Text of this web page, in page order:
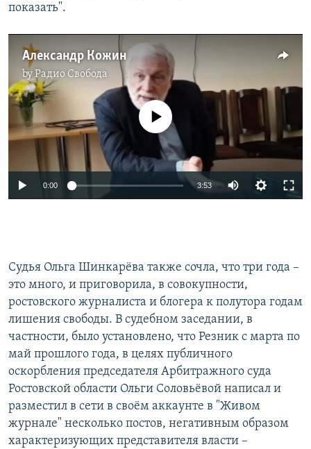
показать".
Александр Кожин
byРадио Свобода
No media source currently available
0:00 3:53
Судья Ольга Шинкарёва также сочла, что три года –
это много, и приговорила, в совокупности,
ростовского журналиста и блогера к полутора годам
лишения свободы. В судебном заседании, в
частности, было установлено, что Резник с марта по
май прошлого года, в целях публичного
оскорбления председателя Арбитражного суда
Ростовской области Ольги Соловьёвой написал и
разместил в сети в своём аккаунте в "Живом
журнале" несколько постов, негативным образом
характеризующих представителя власти –